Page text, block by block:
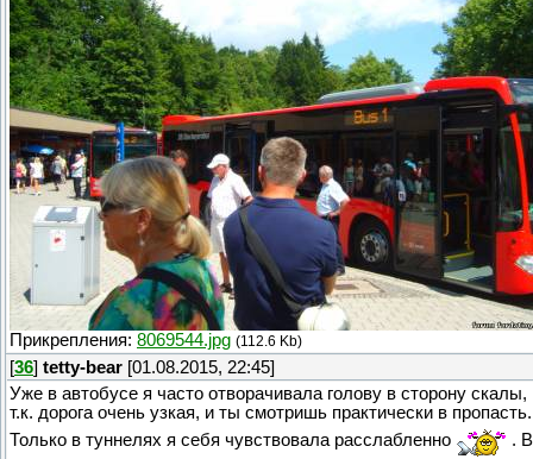
Прикрепления: 8069544.jpg (112.6 Kb)
[36] tetty-bear [01.08.2015, 22:45]
Уже в автобусе я часто отворачивала голову в сторону скалы,
т.к. дорога очень узкая, и ты смотришь практически в пропасть.
Только в туннелях я себя чувствовала расслабленно
. В